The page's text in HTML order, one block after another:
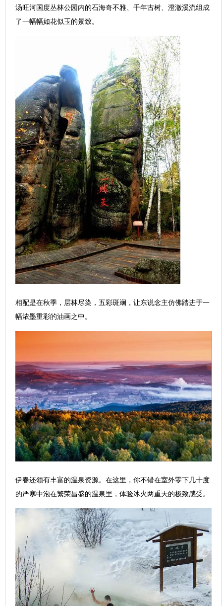
汤旺河国度丛林公园内的石海奇不雅、千年古树、澄澈溪流组成
了一幅幅如花似玉的景致。
相配是在秋季，层林尽染，五彩斑斓，让东说念主仿佛踏进于一
幅浓墨重彩的油画之中。
伊春还领有丰富的温泉资源。在这里，你不错在室外零下几十度
的严寒中泡在繁荣昌盛的温泉里，体验冰火两重天的极致感受。